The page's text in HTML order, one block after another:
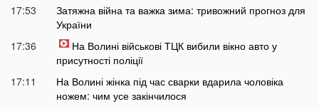
17:53
Затяжна війна та важка зима: тривожний прогноз для
України
17:36
На Волині військові ТЦК вибили вікно авто у
присутності поліції
17:11
На Волині жінка під час сварки вдарила чоловіка
ножем: чим усе закінчилося